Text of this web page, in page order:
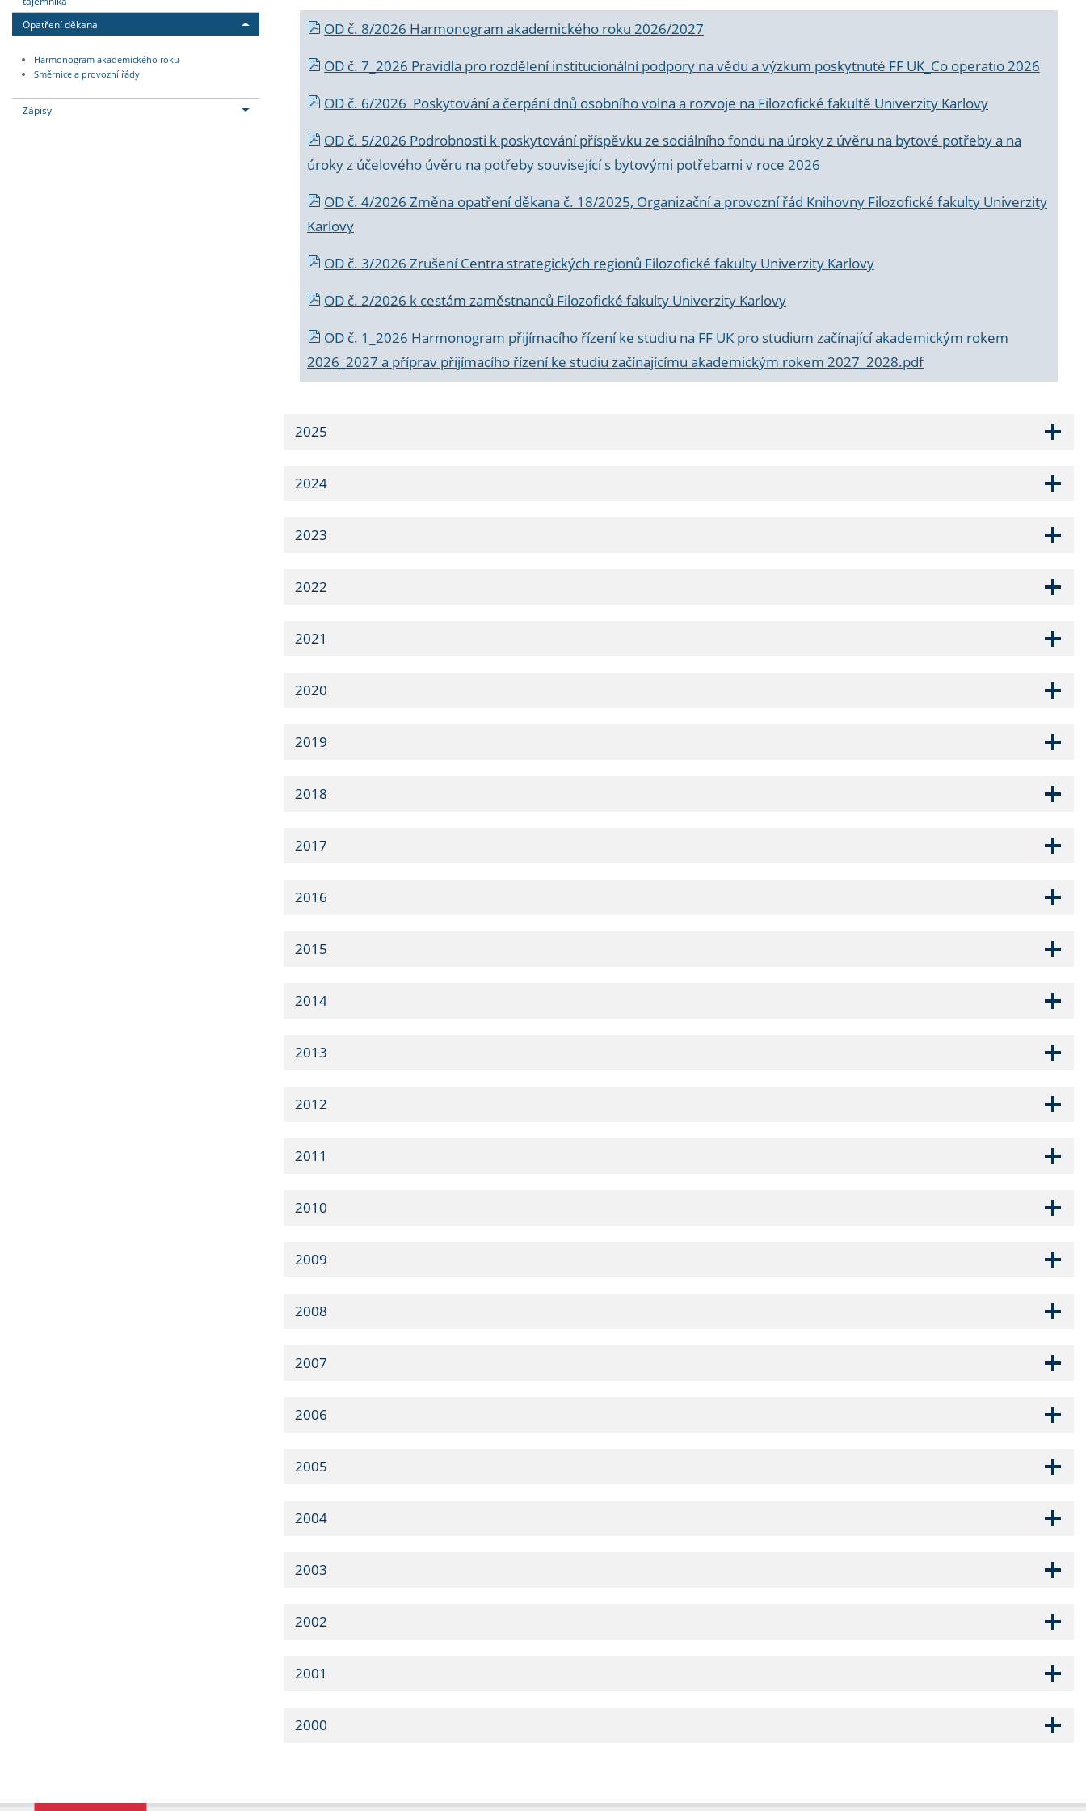
Opatření děkana
Harmonogram akademického roku
Směrnice a provozní řády
Zápisy
OD č. 8/2026 Harmonogram akademického roku 2026/2027
OD č. 7_2026 Pravidla pro rozdělení institucionální podpory na vědu a výzkum poskytnuté FF UK_Co operatio 2026
OD č. 6/2026 Poskytování a čerpání dnů osobního volna a rozvoje na Filozofické fakultě Univerzity Karlovy
OD č. 5/2026 Podrobnosti k poskytování příspěvku ze sociálního fondu na úroky z úvěru na bytové potřeby a na
úroky z účelového úvěru na potřeby související s bytovými potřebami v roce 2026
OD č. 4/2026 Změna opatření děkana č. 18/2025, Organizační a provozní řád Knihovny Filozofické fakulty Univerzity
Karlovy
OD č. 3/2026 Zrušení Centra strategických regionů Filozofické fakulty Univerzity Karlovy
OD č. 2/2026 k cestám zaměstnanců Filozofické fakulty Univerzity Karlovy
OD č. 1_2026 Harmonogram přijímacího řízení ke studiu na FF UK pro studium začínající akademickým rokem
2026_2027 a příprav přijímacího řízení ke studiu začínajícímu akademickým rokem 2027_2028.pdf
2025
2024
2023
2022
2021
2020
2019
2018
2017
2016
2015
2014
2013
2012
2011
2010
2009
2008
2007
2006
2005
2004
2003
2002
2001
2000